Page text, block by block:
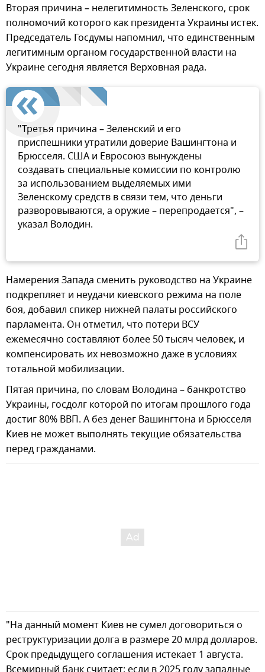
Вторая причина – нелегитимность Зеленского, срок
полномочий которого как президента Украины истек.
Председатель Госдумы напомнил, что единственным
легитимным органом государственной власти на
Украине сегодня является Верховная рада.
"Третья причина – Зеленский и его
приспешники утратили доверие Вашингтона и
Брюсселя. США и Евросоюз вынуждены
создавать специальные комиссии по контролю
за использованием выделяемых ими
Зеленскому средств в связи тем, что деньги
разворовываются, а оружие – перепродается", –
указал Володин.
Намерения Запада сменить руководство на Украине
подкрепляет и неудачи киевского режима на поле
боя, добавил спикер нижней палаты российского
парламента. Он отметил, что потери ВСУ
ежемесячно составляют более 50 тысяч человек, и
компенсировать их невозможно даже в условиях
тотальной мобилизации.
Пятая причина, по словам Володина – банкротство
Украины, госдолг которой по итогам прошлого года
достиг 80% ВВП. А без денег Вашингтона и Брюсселя
Киев не может выполнять текущие обязательства
перед гражданами.
"На данный момент Киев не сумел договориться о
реструктуризации долга в размере 20 млрд долларов.
Срок предыдущего соглашения истекает 1 августа.